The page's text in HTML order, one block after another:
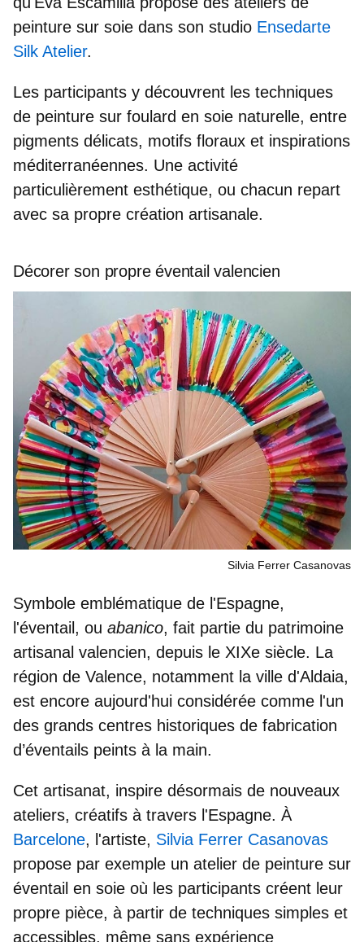
peinture sur soie dans son studio Ensedarte
Silk Atelier.
Les participants y découvrent les techniques
de peinture sur foulard en soie naturelle, entre
pigments délicats, motifs floraux et inspirations
méditerranéennes. Une activité
particulièrement esthétique, ou chacun repart
avec sa propre création artisanale.
Décorer son propre éventail valencien
Silvia Ferrer Casanovas
Symbole emblématique de l'Espagne,
l'éventail, ou abanico, fait partie du patrimoine
artisanal valencien, depuis le XIXe siècle. La
région de Valence, notamment la ville d'Aldaia,
est encore aujourd'hui considérée comme l'un
des grands centres historiques de fabrication
d’éventails peints à la main.
Cet artisanat, inspire désormais de nouveaux
ateliers, créatifs à travers l'Espagne. À
Barcelone, l'artiste, Silvia Ferrer Casanovas
propose par exemple un atelier de peinture sur
éventail en soie où les participants créent leur
propre pièce, à partir de techniques simples et
accessibles, même sans expérience